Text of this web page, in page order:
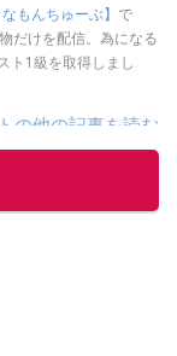
もんちゅーぶ】 で
だけを配信。為になる
ト1級を取得しまし
の他の記事を読む